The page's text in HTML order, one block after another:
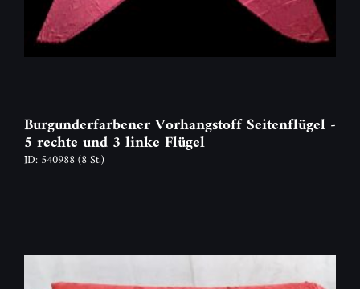
Burgunderfarbener Vorhangstoff Seitenflügel -
5 rechte und 3 linke Flügel
ID: 540988(8 St.)